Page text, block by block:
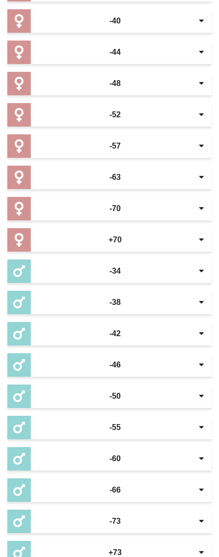
-40
-44
-48
-52
-57
-63
-70
+70
-34
-38
-42
-46
-50
-55
-60
-66
-73
+73